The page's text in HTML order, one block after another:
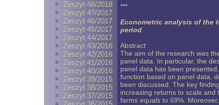
Zeszyt 48/2018
Zeszyt 47/2017
Zeszyt 46/2017
Zeszyt 45/2017
Zeszyt 44/2017
Zeszyt 43/2016
Zeszyt 42/2016
Zeszyt 41/2016
Zeszyt 40/2016
Zeszyt 39/2015
Zeszyt 38/2015
Zeszyt 37/2015
***
Econometric analysis of the
period
Abstract
The aim of the research was
panel data. In particular, the
panel data has been
function based on panel data,
been discussed. The key
increasing returns to scale
farms equals to 69%.